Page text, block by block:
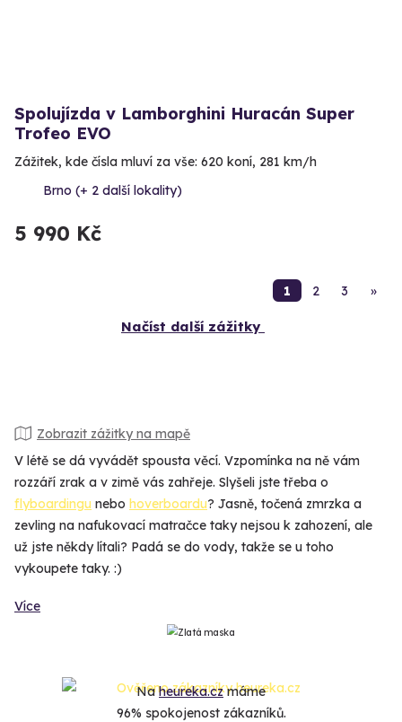
Spolujízda v Lamborghini Huracán Super
Trofeo EVO
Zážitek, kde čísla mluví za vše: 620 koní, 281 km/h
Brno (+ 2 další lokality)
5 990 Kč
1 2 3 »
Načíst další zážitky
Zobrazit zážitky na mapě
V létě se dá vyvádět spousta věcí. Vzpomínka na ně vám
rozzáří zrak a v zimě vás zahřeje. Slyšeli jste třeba o
flyboardingu nebo hoverboardu? Jasně, točená zmrzka a
zevling na nafukovací matračce taky nejsou k zahození, ale
už jste někdy lítali? Padá se do vody, takže se u toho
vykoupete taky. :)
Více
Naheureka.czmáme
96% spokojenost zákazníků.